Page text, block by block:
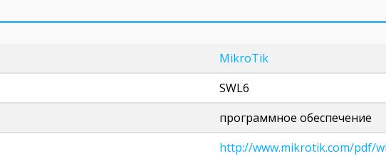
MikroTik
SWL6
программное обеспечение
http://www.mikrotik.com/pdf/